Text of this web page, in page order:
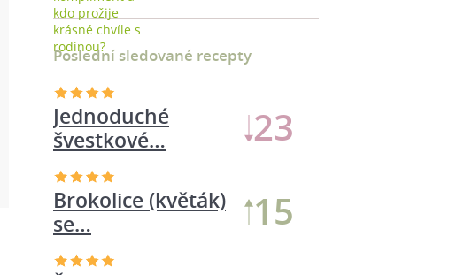
Poslední sledované recepty
Jednoduché
švestkové…
23
Brokolice (květák)
se…
15